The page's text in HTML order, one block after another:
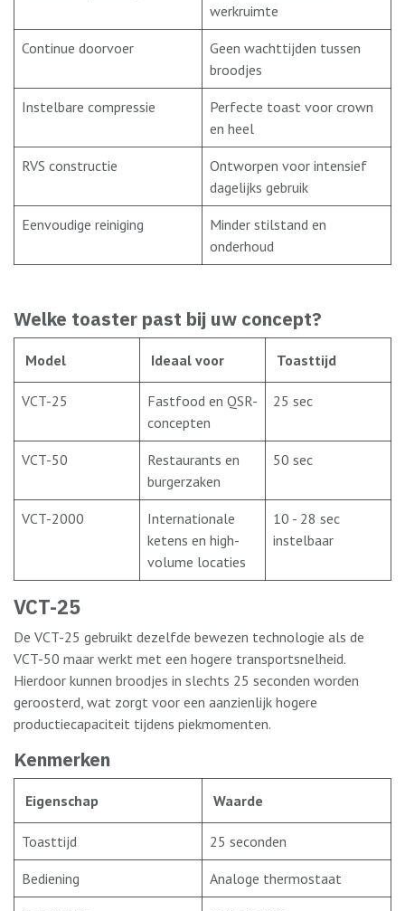
werkruimte
Continue doorvoer
Geen wachttijden tussen
broodjes
Instelbare compressie
Perfecte toast voor crown
en heel
RVS constructie
Ontworpen voor intensief
dagelijks gebruik
Eenvoudige reiniging
Minder stilstand en
onderhoud
Welke toaster past bij uw concept?
Model Ideaal voor Toasttijd
VCT-25
Fastfood en QSR-
concepten
25 sec
VCT-50
Restaurants en
burgerzaken
50 sec
VCT-2000
Internationale
ketens en high-
volume locaties
10 - 28 sec
instelbaar
VCT-25
De VCT-25 gebruikt dezelfde bewezen technologie als de
VCT-50 maar werkt met een hogere transportsnelheid.
Hierdoor kunnen broodjes in slechts 25 seconden worden
geroosterd, wat zorgt voor een aanzienlijk hogere
productiecapaciteit tijdens piekmomenten.
Kenmerken
Eigenschap Waarde
Toasttijd 25 seconden
Bediening Analoge thermostaat